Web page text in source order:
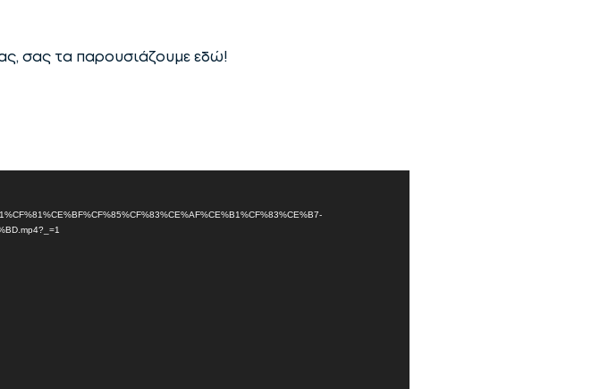
σας τα παρουσιάζουμε εδώ!